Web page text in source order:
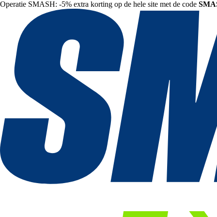
Operatie SMASH: -5% extra korting op de hele site met de code